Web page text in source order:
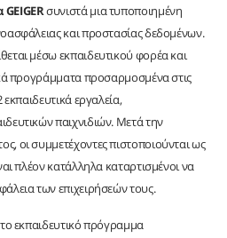
GEIGERσυνιστά μια τυποποιημένη
και προστασίας δεδομένων.
μέσω εκπαιδευτικού φορέα και
προγράμματα προσαρμοσμένα στις
εργαλεία,
παιχνιδιών. Μετά την
οι συμμετέχοντες πιστοποιούνται ως
πλέον κατάλληλα καταρτισμένοι να
των επιχειρήσεών τους.
εκπαιδευτικό πρόγραμμα